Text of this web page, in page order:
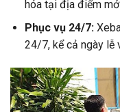
hóa tại địa điểm
Phục vụ 24/7:
24/7, kể cả ngày lễ